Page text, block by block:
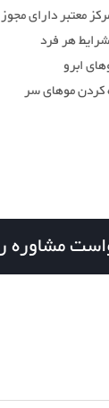
معتبر دارای مجوز
هر فرد
ابرو
کردن موهای سر